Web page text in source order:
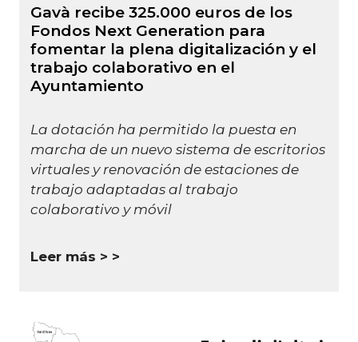
Gavà recibe 325.000 euros de los
Fondos Next Generation para
fomentar la plena digitalización y el
trabajo colaborativo en el
Ayuntamiento
La dotación ha permitido la puesta en
marcha de un nuevo sistema de escritorios
virtuales y renovación de estaciones de
trabajo adaptadas al trabajo
colaborativo y móvil
Leer más >